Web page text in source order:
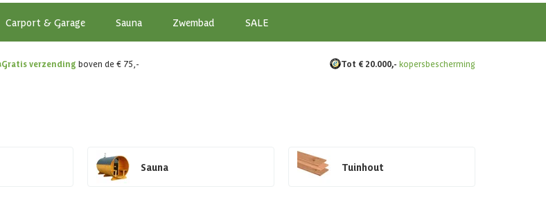
Carport & Garage Sauna Zwembad SALE
Gratis verzending boven de € 75,- Tot € 20.000,- kopersbescherming
Sauna Tuinhout